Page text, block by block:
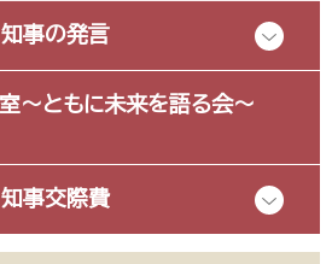
知事の発言
～ともに未来を語る会～
知事交際費